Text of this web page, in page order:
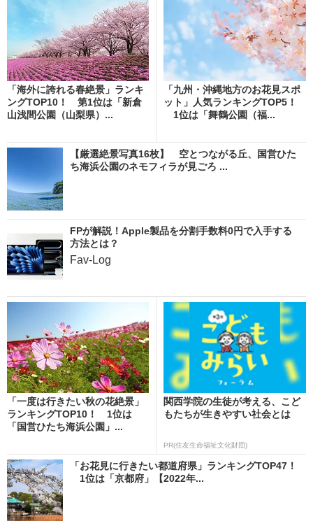
「海外に誇れる春絶景」ランキ
ングTOP10！ 第1位は「新倉
山浅間公園（山梨県）...
「九州・沖縄地方のお花見スポ
ット」人気ランキングTOP5！
1位は「舞鶴公園（福...
【厳選絶景写真16枚】 空とつながる丘、国営ひた
ち海浜公園のネモフィラが見ごろ ...
FPが解説！Apple製品を分割手数料0円で入手する
方法とは？
Fav-Log
「一度は行きたい秋の花絶景」
ランキングTOP10！ 1位は
「国営ひたち海浜公園」...
関西学院の生徒が考える、こど
もたちが生きやすい社会とは
PR(住友生命福祉文化財団)
「お花見に行きたい都道府県」ランキングTOP47！
1位は「京都府」【2022年...